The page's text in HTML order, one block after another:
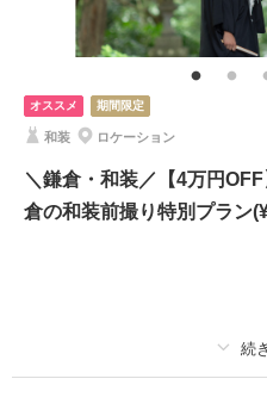
その
撮影データ150カット（納期3週間/
ド・アクセサリー類レンタル・ブー
ル
8月までにお問い合わせでお得に♩｜
●ロケ地：城ヶ島
●データ:約150カット(色味補正等レ
●衣装:国内外からセレクトしたドレ
このプランで撮影可能な撮影レポ
オススメ 期間限定
和装 ロケーション
＼鎌倉・和装／【4万円
倉の和装前撮り特別プラン